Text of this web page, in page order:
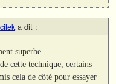
a dit :
superbe.
cette technique, certains
cela de côté pour essayer